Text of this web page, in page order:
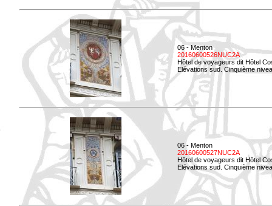
06 - Menton
20160600526NUC2A
Hôtel de voyageurs dit Hôtel
Elévations sud. Cinquième
06 - Menton
20160600527NUC2A
Hôtel de voyageurs dit Hôtel
Elévations sud. Cinquième